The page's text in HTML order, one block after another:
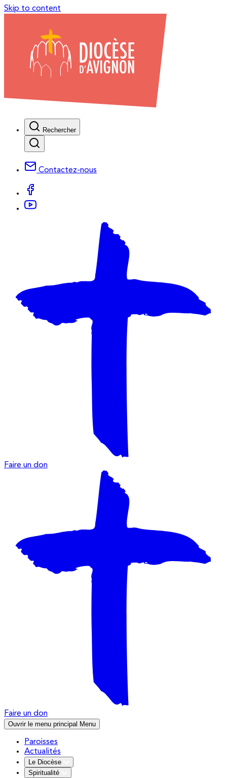
Skip to content
Rechercher
Contactez-nous
Faire un don
Faire un don
Ouvrir le menu principal Menu
Paroisses
Actualités
Le Diocèse
Spiritualité